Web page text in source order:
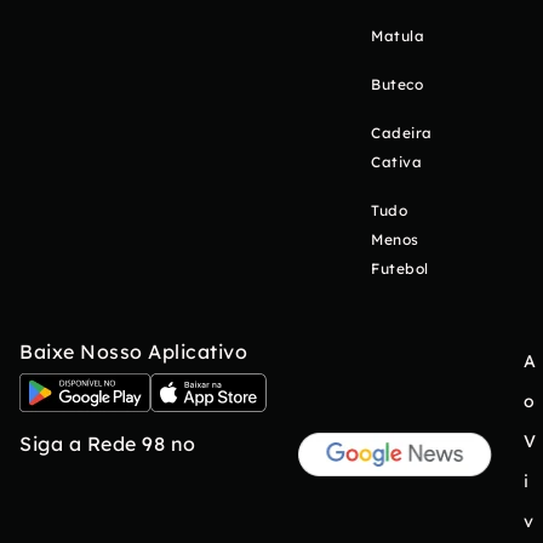
Matula
Buteco
Cadeira
Cativa
Tudo
Menos
Futebol
Baixe Nosso Aplicativo
Siga a Rede 98 no
A
o
V
i
v